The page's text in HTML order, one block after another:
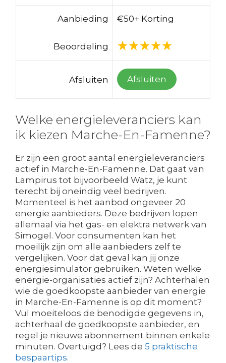
Aanbieding €50+ Korting
Beoordeling
Afsluiten Afsluiten
Welke energieleveranciers kan
ik kiezen Marche-En-Famenne?
Er zijn een groot aantal energieleveranciers
actief in Marche-En-Famenne. Dat gaat van
Lampirus tot bijvoorbeeld Watz, je kunt
terecht bij oneindig veel bedrijven.
Momenteel is het aanbod ongeveer 20
energie aanbieders. Deze bedrijven lopen
allemaal via het gas- en elektra netwerk van
Simogel. Voor consumenten kan het
moeilijk zijn om alle aanbieders zelf te
vergelijken. Voor dat geval kan jij onze
energiesimulator gebruiken. Weten welke
energie-organisaties actief zijn? Achterhalen
wie de goedkoopste aanbieder van energie
in Marche-En-Famenne is op dit moment?
Vul moeiteloos de benodigde gegevens in,
achterhaal de goedkoopste aanbieder, en
regel je nieuwe abonnement binnen enkele
minuten. Overtuigd? Lees de 5 praktische
bespaartips.